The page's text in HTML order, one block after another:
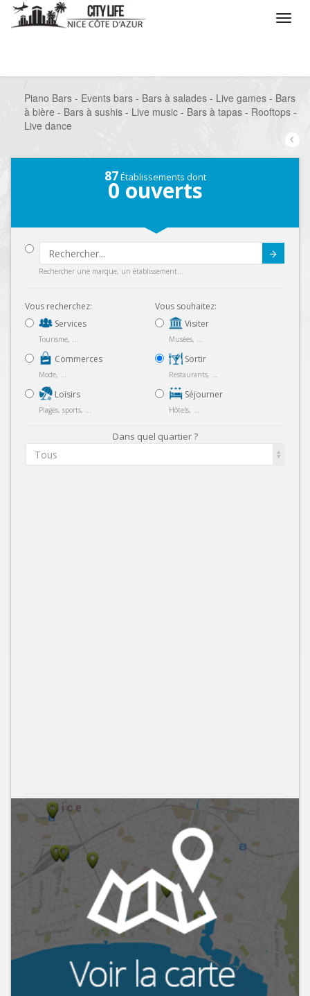
Piano Bars - Events bars - Bars à salades - Live games - Bars
à bière - Bars à sushis - Live music - Bars à tapas - Rooftops -
Live dance
87Établissements dont
0 ouverts
Rechercher une marque, un établissement...
Vous recherchez:
Services
Tourisme, ...
Commerces
Mode, ...
Loisirs
Plages, sports, ...
Vous souhaitez:
Visiter
Musées, ...
Sortir
Restaurants, ...
Séjourner
Hôtels, ...
Dans quel quartier ?
Tous